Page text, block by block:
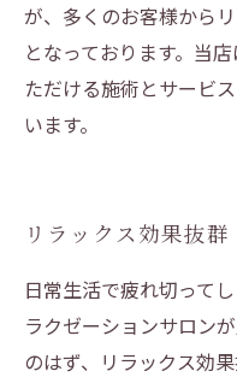
が、多くのお客様から
となっております。当
ただける施術とサービ
います。
リラックス効果抜群
日常生活で疲れ切って
ラクゼーションサロン
のはず、リラックス効